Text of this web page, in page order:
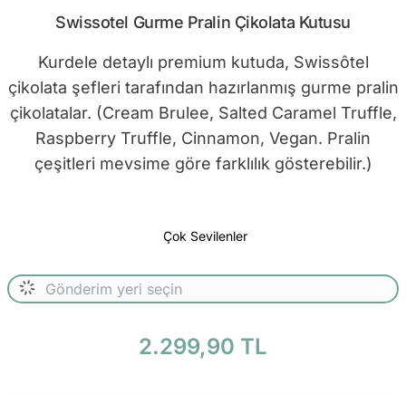
Swissotel Gurme Pralin Çikolata Kutusu
Kurdele detaylı premium kutuda, Swissôtel
çikolata şefleri tarafından hazırlanmış gurme pralin
çikolatalar. (Cream Brulee, Salted Caramel Truffle,
Raspberry Truffle, Cinnamon, Vegan. Pralin
çeşitleri mevsime göre farklılık gösterebilir.)
Çok Sevilenler
2.299,90 TL